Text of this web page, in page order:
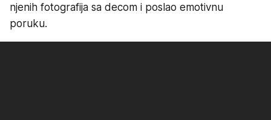
njenih fotografija sa decom i poslao emotivnu
poruku.